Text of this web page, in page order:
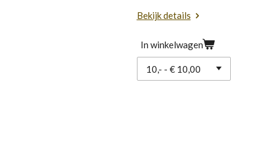
Bekijk details
In winkelwagen